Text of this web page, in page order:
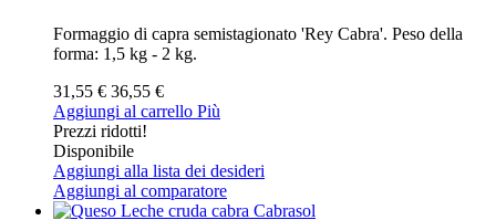
Formaggio di capra semistagionato 'Rey Cabra'. Peso della
forma: 1,5 kg - 2 kg.
31,55 € 36,55 €
Aggiungi al carrello Più
Prezzi ridotti!
Disponibile
Aggiungi alla lista dei desideri
Aggiungi al comparatore